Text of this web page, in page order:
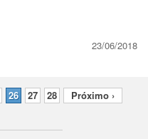
23/06/2018
26 27 28
Próximo ›